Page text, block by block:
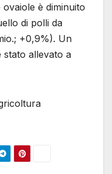
è diminuito
di polli da
+0,9%). Un
stato allevato a